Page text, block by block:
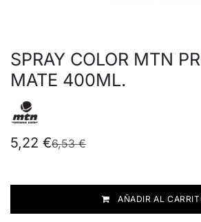
SPRAY COLOR MTN
MATE 400ML.
5,22 €6,53€
AÑADIR AL